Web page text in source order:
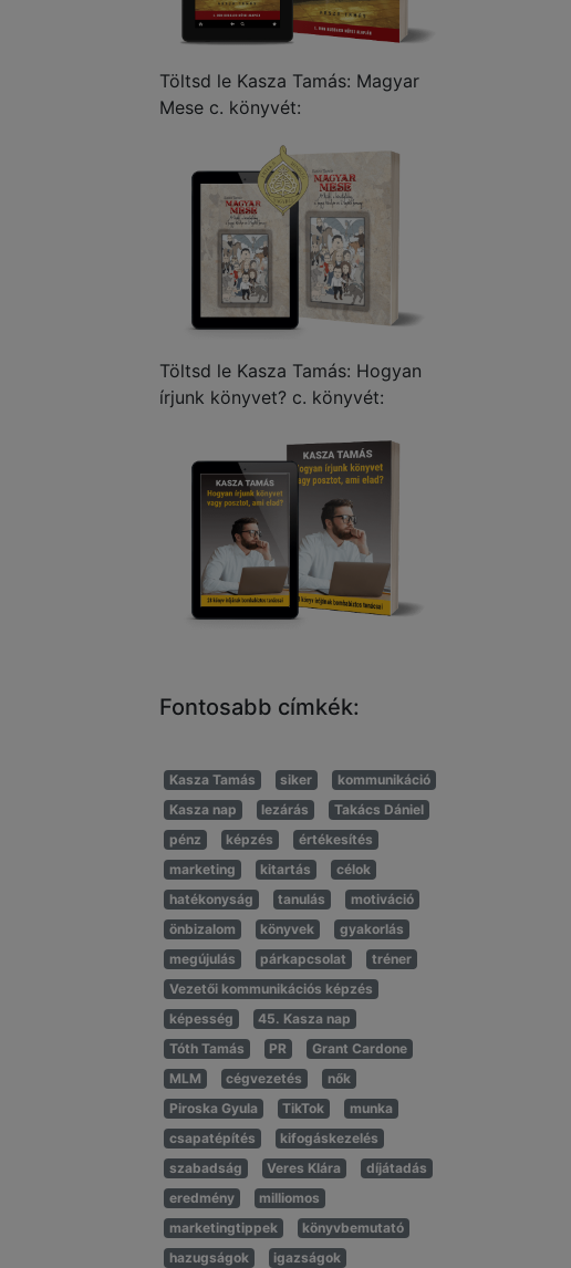
Töltsd le Kasza Tamás: Magyar
Mese c. könyvét:
Töltsd le Kasza Tamás: Hogyan
írjunk könyvet? c. könyvét:
Fontosabb címkék:
Kasza Tamás siker
kommunikáció
Kasza nap
lezárás
Takács Dániel
pénz
képzés
értékesítés
marketing
kitartás
célok
hatékonyság
tanulás
motiváció
önbizalom
könyvek
gyakorlás
megújulás
párkapcsolat
tréner
Vezetői kommunikációs képzés
képesség
45. Kasza nap
Tóth Tamás
PR
Grant Cardone
MLM
cégvezetés
nők
Piroska Gyula
TikTok
munka
csapatépítés
kifogáskezelés
szabadság
Veres Klára
díjátadás
eredmény
milliomos
marketingtippek
könyvbemutató
hazugságok
igazságok